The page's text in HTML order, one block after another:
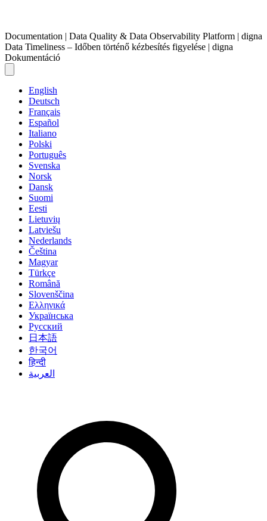
Documentation | Data Quality & Data Observability Platform | digna
Data Timeliness – Időben történő kézbesítés figyelése | digna
Dokumentáció
English
Deutsch
Français
Español
Italiano
Polski
Português
Svenska
Norsk
Dansk
Suomi
Eesti
Lietuvių
Latviešu
Nederlands
Čeština
Magyar
Türkçe
Română
Slovenščina
Ελληνικά
Українська
Русский
日本語
한국어
हिन्दी
العربية